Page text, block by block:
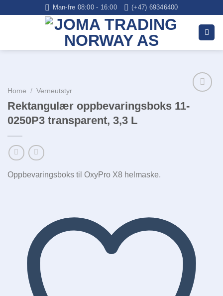
Man-fre 08:00 - 16:00 (+47) 69346400
Home / Verneutstyr
Rektangulær oppbevaringsboks 11-
0250P3 transparent, 3,3 L
Oppbevaringsboks til OxyPro X8 helmaske.